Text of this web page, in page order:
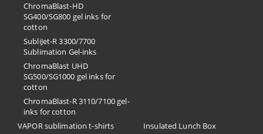
ChromaBlast-HD
SG400/SG800 gel inks for
cotton
SubliJet-R 3300/7700
Sublimation Gel-inks
ChromaBlast UHD
SG500/SG1000 gel inks for
cotton
ChromaBlast-R 3110/7100 gel-
inks for cotton
VAPOR sublimation t-shirts
Insulated Lunch Box